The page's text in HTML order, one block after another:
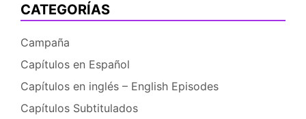
CATEGORÍAS
Campaña
Capítulos en Español
Capítulos en inglés – English Episodes
Capítulos Subtitulados